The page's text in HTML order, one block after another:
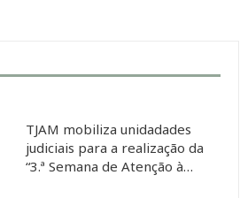
TJAM mobiliza unidadades
judiciais para a realização da
“3.ª Semana de Atenção à…